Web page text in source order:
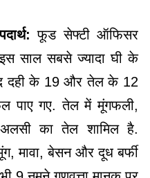
फूड सेफ्टी ऑफिसर
साल सबसे ज्यादा घी के
दही के 19 और तेल के 12
पाए गए. तेल में मूंगफली,
का तेल शामिल है.
मावा, बेसन और दूध बर्फी